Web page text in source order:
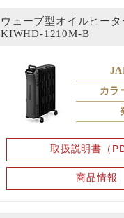
ウェーブ型オイルヒー
KIWHD-1210M-B
カラ
取扱説明書（
商品情報